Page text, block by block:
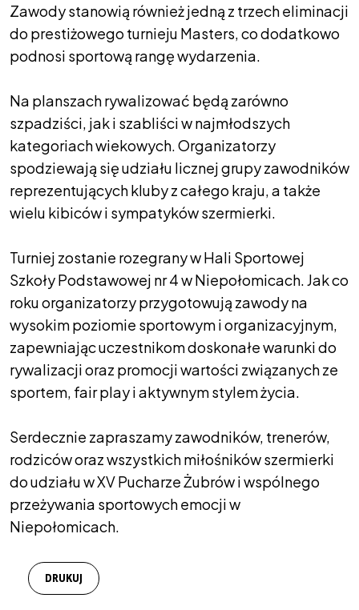
Zawody stanowią również jedną z trzech eliminacji
do prestiżowego turnieju Masters, co dodatkowo
podnosi sportową rangę wydarzenia.
Na planszach rywalizować będą zarówno
szpadziści, jak i szabliści w najmłodszych
kategoriach wiekowych. Organizatorzy
spodziewają się udziału licznej grupy zawodników
reprezentujących kluby z całego kraju, a także
wielu kibiców i sympatyków szermierki.
Turniej zostanie rozegrany w Hali Sportowej
Szkoły Podstawowej nr 4 w Niepołomicach. Jak co
roku organizatorzy przygotowują zawody na
wysokim poziomie sportowym i organizacyjnym,
zapewniając uczestnikom doskonałe warunki do
rywalizacji oraz promocji wartości związanych ze
sportem, fair play i aktywnym stylem życia.
Serdecznie zapraszamy zawodników, trenerów,
rodziców oraz wszystkich miłośników szermierki
do udziału w XV Pucharze Żubrów i wspólnego
przeżywania sportowych emocji w
Niepołomicach.
DRUKUJ